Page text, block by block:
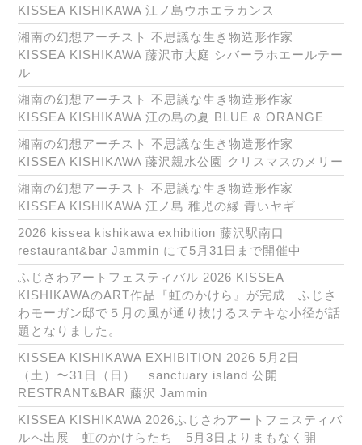
KISSEA KISHIKAWA 江ノ島ウホエラカンス
湘南の幻想アーチスト 不思議な生き物造形作家
KISSEA KISHIKAWA 藤沢市大庭 シバーラホエールテー
ル
湘南の幻想アーチスト 不思議な生き物造形作家
KISSEA KISHIKAWA 江の島の夏 BLUE & ORANGE
湘南の幻想アーチスト 不思議な生き物造形作家
KISSEA KISHIKAWA 藤沢親水公園 クリスマスのメリー
湘南の幻想アーチスト 不思議な生き物造形作家
KISSEA KISHIKAWA 江ノ島 稚児の縁 青いヤギ
2026 kissea kishikawa exhibition 藤沢駅南口
restaurant&bar Jammin にて5月31日まで開催中
ふじさわアートフェスティバル 2026 KISSEA
KISHIKAWAのART作品『虹のかけら』が完成 ふじさ
わモーガン邸で５月の風が通り抜けるステキな小径が話
題となりました。
KISSEA KISHIKAWA EXHIBITION 2026 5月2日
（土）〜31日（日） sanctuary island 公開
RESTRANT&BAR 藤沢 Jammin
KISSEA KISHIKAWA 2026ふじさわアートフェスティバ
ルへ出展 虹のかけらたち 5月3日よりまもなく開